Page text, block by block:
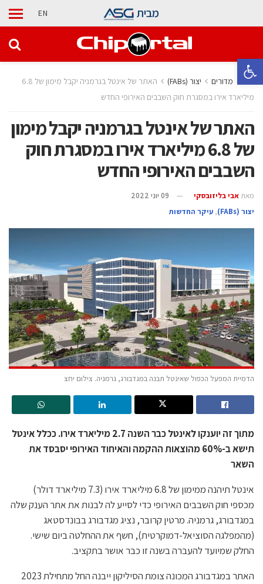
פתח סרגל נגישות
מבית EN
בית מדורים ‫יצור (‪(FABs‬‬
האתר של אינטל בגרמניה יקבל מימון של 6.8
מיליארד אירו במסגרת חוק השבבים האירופי החדש
האתר של אינטל בגרמניה יקבל מימון
של 6.8 מיליארד אירו במסגרת חוק
השבבים האירופי החדש
מאת אבי בליזובסקי
09 יוני 2022
‫יצור (‪(FABs‬‬
, עיקר החדשות
הדמיית המפעל הכפול שאינטל תבנה במגדבורג, גרמניה. צילום יחצ
מתוך זה יוענקו לאינטל כבר השנה 2.7 מיליארד אירו. ככלל אינטל
תישא ב-60% מהוצאות ההקמה והאיחוד האירופי יסבסד את
השאר
אינטל תיהנה ממימון של 6.8 מיליארד אירו (7.3 מיליארד דולר)
מכספי חוק השבבים האירופי כדי לסייע לה לבנות את אתר הענק שלה
במגדבורג, גרמניה. מרטין קרובר, נציג מגדבורג בבונדסטאג
(מהמפלגה הסוציאל-דמוקרטית), חשף את ההחלטה ביום שישי.
החלק שמיועד להעברה בשנה זו כבר אושר בתקציב.
האתר במגדבורג המכונה צומת הסיליקון ייבנה החל מתחילת 2023